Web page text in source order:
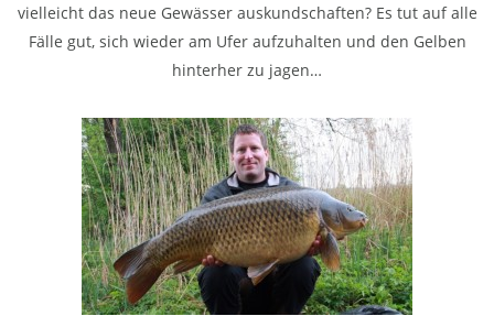
vielleicht das neue Gewässer auskundschaften? Es tut auf alle
Fälle gut, sich wieder am Ufer aufzuhalten und den Gelben
hinterher zu jagen…